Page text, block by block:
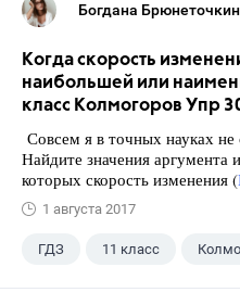
Богдана
Когда скорость
наибольшей или
класс Колмогоров Упр
Совсем я в точных науках
Найдите значения
которых скорость изменения (
1 августа 2017
ГДЗ 11 класс